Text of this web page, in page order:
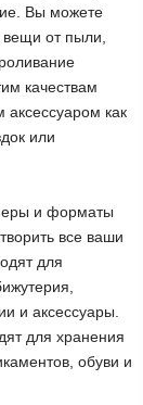
Вы можете
от пыли,
качествам
как
или
и форматы
все ваши
для
и аксессуары.
для хранения
обуви и